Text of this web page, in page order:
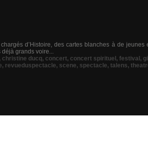
d’Histoire, des cartes blanches à de jeunes
déjà grands voire...
, christine ducq, concert, concert spirituel , festival ,
, revueduspectacle, scene, spectacle, talens,